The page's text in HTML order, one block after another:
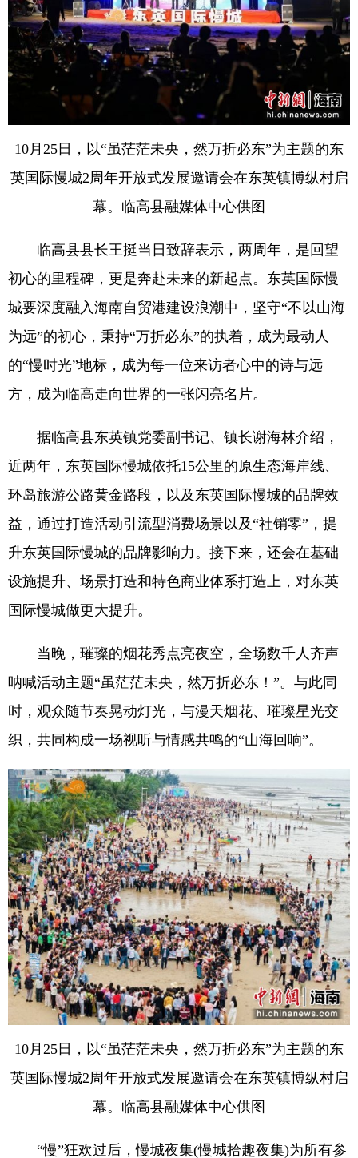
10月25日，以“虽茫茫未央，然万折必东”为主题的东
英国际慢城2周年开放式发展邀请会在东英镇博纵村启
幕。临高县融媒体中心供图
临高县县长王挺当日致辞表示，两周年，是回望
初心的里程碑，更是奔赴未来的新起点。东英国际慢
城要深度融入海南自贸港建设浪潮中，坚守“不以山海
为远”的初心，秉持“万折必东”的执着，成为最动人
的“慢时光”地标，成为每一位来访者心中的诗与远
方，成为临高走向世界的一张闪亮名片。
据临高县东英镇党委副书记、镇长谢海林介绍，
近两年，东英国际慢城依托15公里的原生态海岸线、
环岛旅游公路黄金路段，以及东英国际慢城的品牌效
益，通过打造活动引流型消费场景以及“社销零”，提
升东英国际慢城的品牌影响力。接下来，还会在基础
设施提升、场景打造和特色商业体系打造上，对东英
国际慢城做更大提升。
当晚，璀璨的烟花秀点亮夜空，全场数千人齐声
呐喊活动主题“虽茫茫未央，然万折必东！”。与此同
时，观众随节奏晃动灯光，与漫天烟花、璀璨星光交
织，共同构成一场视听与情感共鸣的“山海回响”。
10月25日，以“虽茫茫未央，然万折必东”为主题的东
英国际慢城2周年开放式发展邀请会在东英镇博纵村启
幕。临高县融媒体中心供图
“慢”狂欢过后，慢城夜集(慢城拾趣夜集)为所有参